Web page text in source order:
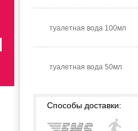
туалетная вода 100мл
туалетная вода 50мл
Способы доставки: